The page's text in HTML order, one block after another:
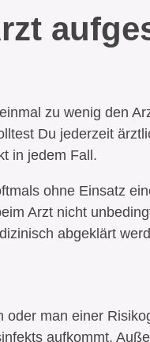
zu wenig den
Du jederzeit
in jedem Fall.
ohne Einsatz
Arzt nicht
abgeklärt
man einer
aufkommt.